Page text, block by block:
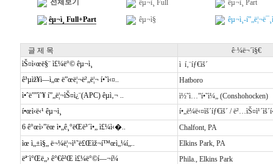
전체보기 êµ¬ì¸ Full
êµ¬ì¸ Part
êµ¬ì¸ Full+Part
êµ¬ì§ êµ¬ì¸-
글 제 목
ê·¼ë¬´ì§€
ìŠ¤ì‹œë§¨ ì£¼ë°© êµ¬ì¸
ì í‚¨íƒ€ìš´
ê³µìž¥ì—ì„œ ë”œë¦¬ë²„ë¦¬ í•˜ì‹¤..
Hatboro
ì•ˆë””ì˜¥ í”„ë¦¬ìŠ¤ì¿¨(APC) êµì‚¬ ..
ì½˜ì…”í•˜ì¼„ (Conshohocken)
í•œì‹ë‹¹ êµ¬ì¸
í•„ë¼ë‹¤ìš´íƒ€ìš´ /
6 ê°œì›”ëœ ì•„ê¸°ëŒë³´ì•„ ì£¼ì‹�..
Chalfont, PA
ìœ ì„±ì§„ ë¬¼ë¦¬ì¹˜ë£Œìž¬í™œì„¼í„..
Elkins Park, PA
ëª¨ì°Œë„› ê°€ê²Œ ì£¼ë°©í—¬í¼
Phila., Elkins Park